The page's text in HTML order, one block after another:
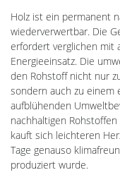
Holz ist ein permanent
wiederverwertbar. Die
erfordert verglichen mit
Energieeinsatz. Die
den Rohstoff nicht nur
sondern auch zu einem
aufblühenden
nachhaltigen
kauft sich leichteren
Tage genauso
produziert wurde.